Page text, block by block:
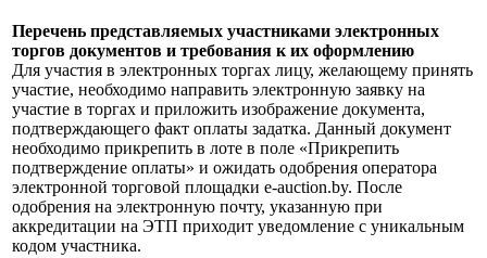
Перечень представляемых участниками электронных
торгов документов и требования к их оформлению
Для участия в электронных торгах лицу, желающему принять
участие, необходимо направить электронную заявку на
участие в торгах и приложить изображение документа,
подтверждающего факт оплаты задатка. Данный документ
необходимо прикрепить в лоте в поле «Прикрепить
подтверждение оплаты» и ожидать одобрения оператора
электронной торговой площадки e-auction.by. После
одобрения на электронную почту, указанную при
аккредитации на ЭТП приходит уведомление с уникальным
кодом участника.